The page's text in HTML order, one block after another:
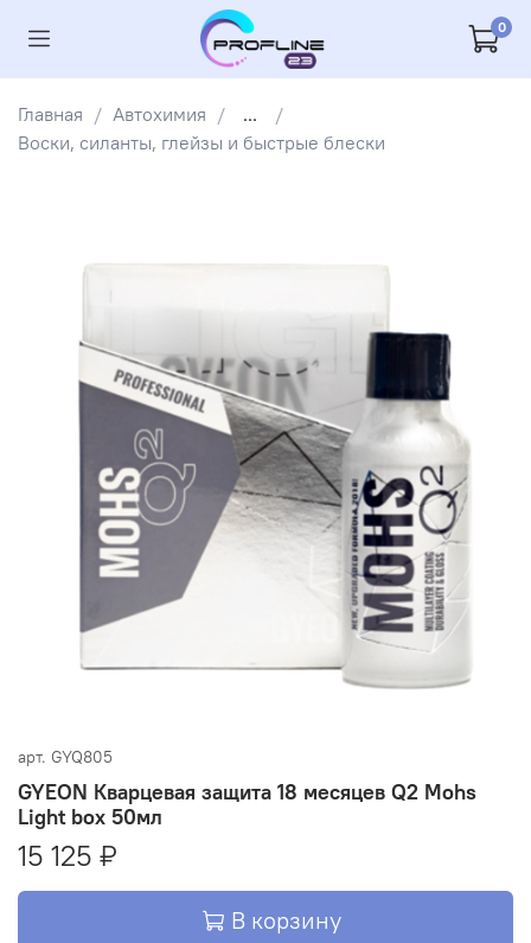
0
Главная Автохимия
...
Воски, силанты, глейзы и быстрые блески
арт. GYQ805
GYEON Кварцевая защита 18 месяцев Q2 Mohs
Light box 50мл
15 125 ₽
В корзину